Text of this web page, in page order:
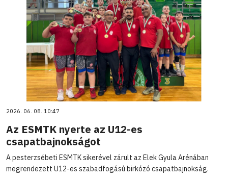
2026. 06. 08. 10:47
Az ESMTK nyerte az U12-es
csapatbajnokságot
A pesterzsébeti ESMTK sikerével zárult az Elek Gyula Arénában
megrendezett U12-es szabadfogású birkózó csapatbajnokság.